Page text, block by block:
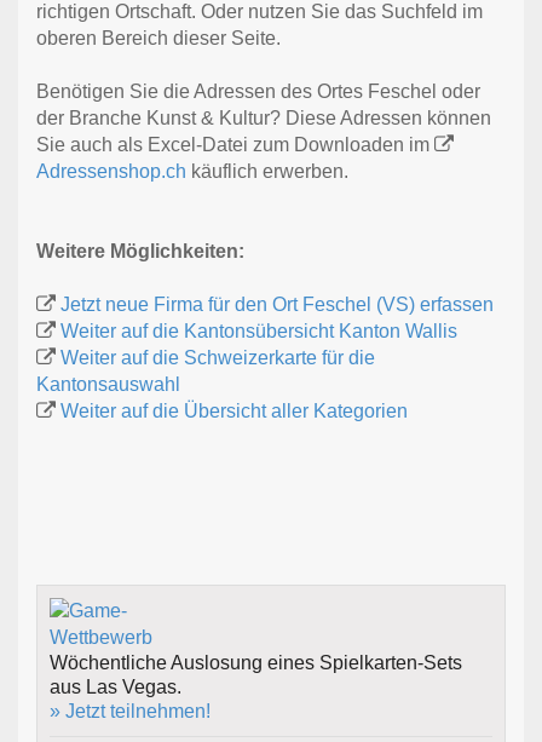
richtigen Ortschaft. Oder nutzen Sie das Suchfeld im
oberen Bereich dieser Seite.
Benötigen Sie die Adressen des Ortes Feschel oder
der Branche Kunst & Kultur? Diese Adressen können
Sie auch als Excel-Datei zum Downloaden im
Adressenshop.ch käuflich erwerben.
Weitere Möglichkeiten:
Jetzt neue Firma für den Ort Feschel (VS) erfassen
Weiter auf die Kantonsübersicht Kanton Wallis
Weiter auf die Schweizerkarte für die
Kantonsauswahl
Weiter auf die Übersicht aller Kategorien
Wöchentliche Auslosung eines Spielkarten-Sets
aus Las Vegas.
» Jetzt teilnehmen!